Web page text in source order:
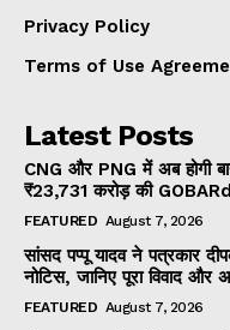
Privacy Policy
Terms of Use
Latest Posts
CNG और PNG में अब होगी
₹23,731 करोड़ की
FEATURED August 7, 2026
सांसद पप्पू यादव ने पत्रकार
नोटिस, जानिए पूरा विवाद
FEATURED August 7, 2026